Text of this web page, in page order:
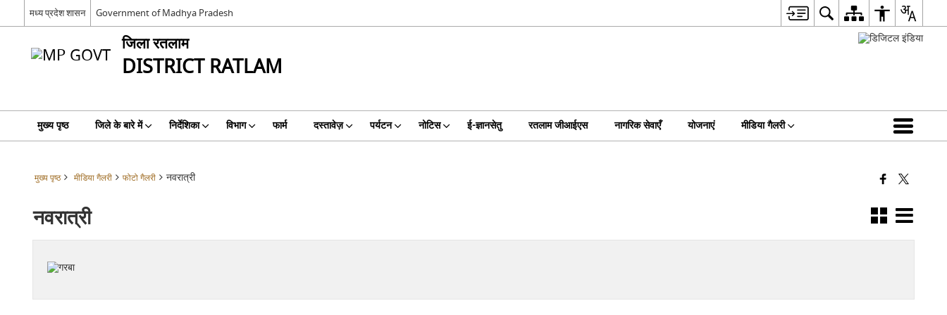
मध्य प्रदेश शासन Government of Madhya Pradesh
जिला रतलाम
DISTRICT RATLAM
मुख्य पृष्ठ जिले के बारे में निर्देशिका विभाग फार्म दस्तावेज़ पर्यटन नोटिस ई-ज्ञानसेतु रतलाम जीआईएस नागरिक सेवाएँ योजनाएं मीडिया गैलरी
मुख्य पृष्ठ मीडिया गैलरी फोटो गैलरी नवरात्री
नवरात्री